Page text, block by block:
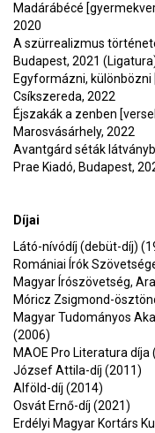
Madárábécé
2020
A szürrealizmus
Budapest, 2021
Egyformázni, különbözni
Csíkszereda, 2022
Éjszakák a zenben
Marosvásárhely, 2022
Avantgárd séták
Prae Kiadó, Budapest,
Díjai
Látó-nívódíj (debüt-díj)
Romániai Írók
Magyar Írószövetség,
Móricz Zsigmond-
Magyar Tudományos
(2006)
MAOE Pro Literatura díja
József Attila-díj (2011)
Alföld-díj (2014)
Osvát Ernő-díj (2021)
Erdélyi Magyar Kortárs